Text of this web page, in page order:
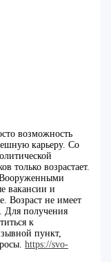
возможность
карьеру. Со
только возрастает.
вакансии и
Возраст не имеет
Для получения
к
пункт,
https://svo-